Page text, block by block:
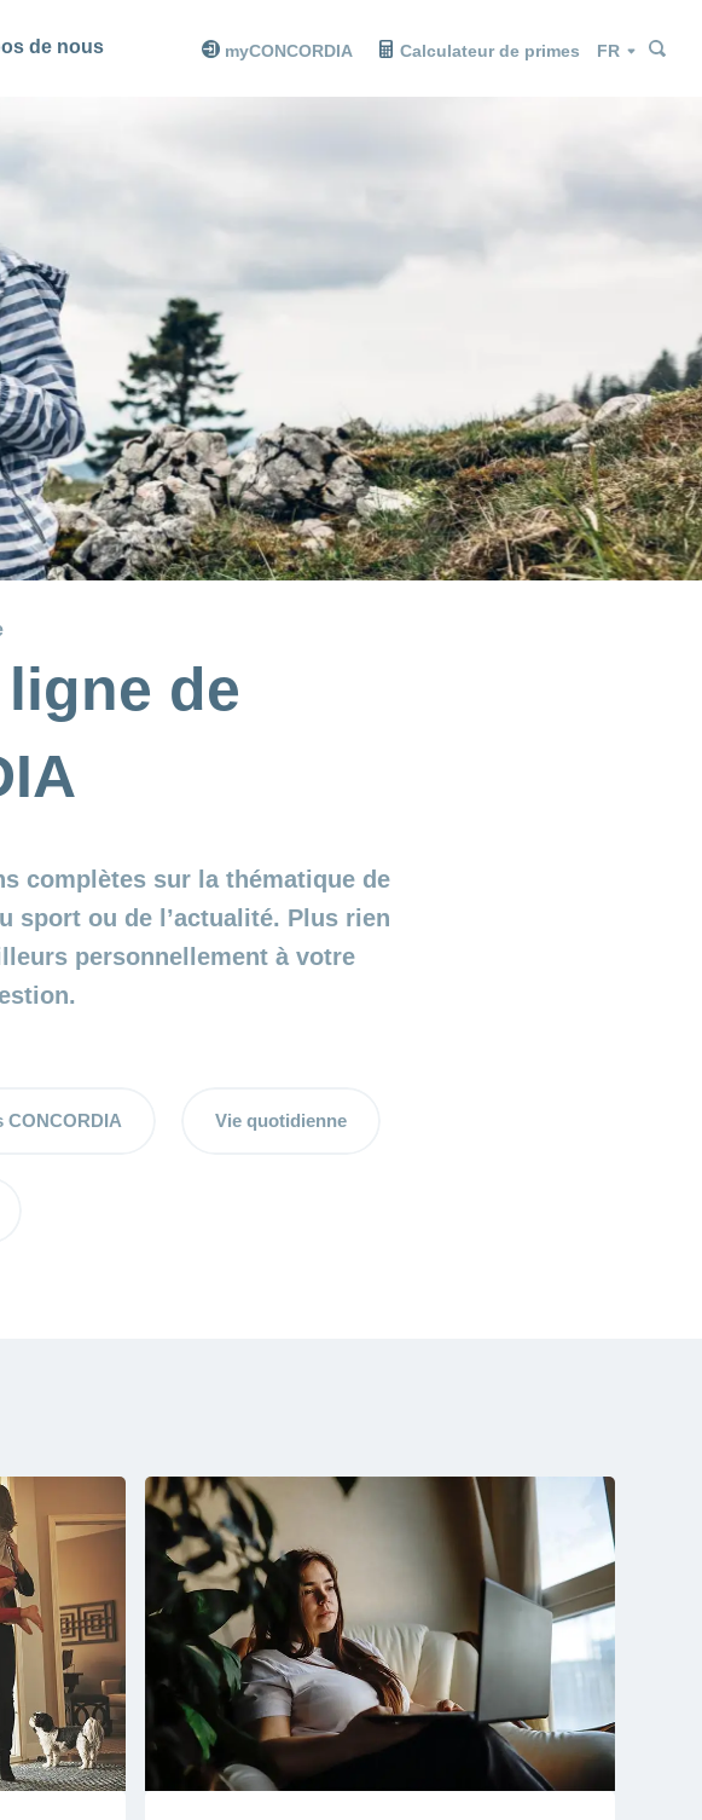
de nous myCONCORDIA Calculateur de primes Langue
de
complètes sur la thématique de
sport ou de l’actualité. Plus rien
personnellement à votre
CONCORDIA Vie quotidienne